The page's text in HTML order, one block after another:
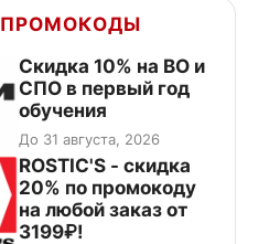
ПРОМОКОДЫ
Скидка 10% на ВО и
СПО в первый год
обучения
До 31 августа, 2026
ROSTIC'S - скидка
20% по промокоду
на любой заказ от
3199₽!